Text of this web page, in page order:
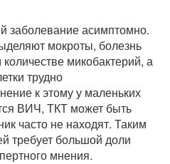
заболевание асимптомно.
мокроты, болезнь
микобактерий, а
трудно
к этому у маленьких
ВИЧ, ТКТ может быть
часто не находят. Таким
требует большой доли
мнения.